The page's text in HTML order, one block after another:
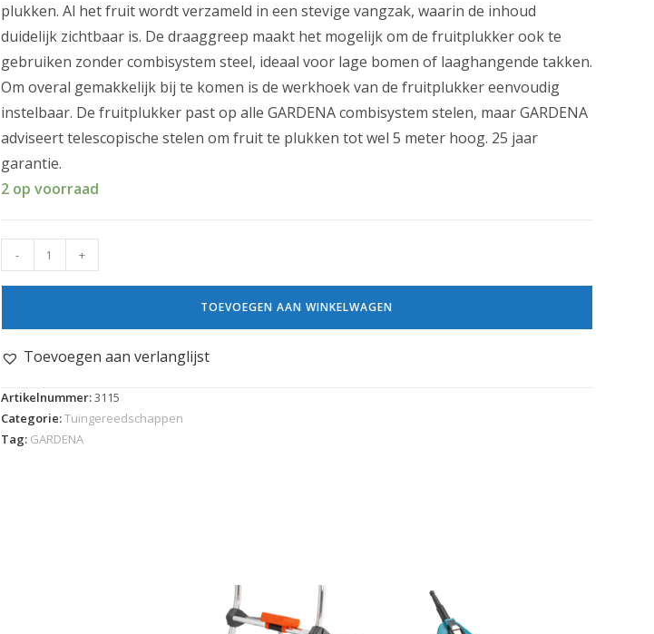
plukken. Al het fruit wordt verzameld in een stevige vangzak, waarin de inhoud
duidelijk zichtbaar is. De draaggreep maakt het mogelijk om de fruitplukker ook te
gebruiken zonder combisystem steel, ideaal voor lage bomen of laaghangende takken.
Om overal gemakkelijk bij te komen is de werkhoek van de fruitplukker eenvoudig
instelbaar. De fruitplukker past op alle GARDENA combisystem stelen, maar GARDENA
adviseert telescopische stelen om fruit te plukken tot wel 5 meter hoog. 25 jaar
garantie.
2 op voorraad
- +
TOEVOEGEN AAN WINKELWAGEN
Toevoegen aan verlanglijst
Artikelnummer:3115
Categorie:Tuingereedschappen
Tag: GARDENA